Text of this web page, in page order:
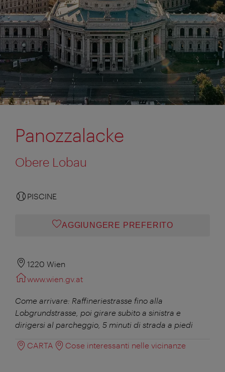
Panozzalacke
Obere Lobau
PISCINE
AGGIUNGERE PREFERITO
1220 Wien
www.wien.gv.at
Come arrivare: Raffineriestrasse fino alla
Lobgrundstrasse, poi girare subito a sinistra e
dirigersi al parcheggio, 5 minuti di strada a piedi
CARTA Cose interessanti nelle vicinanze